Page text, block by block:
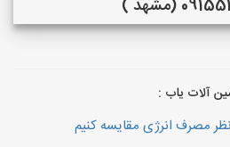
(مشهد )
آلات یاب :
مصرف انرژی مقایسه کنیم